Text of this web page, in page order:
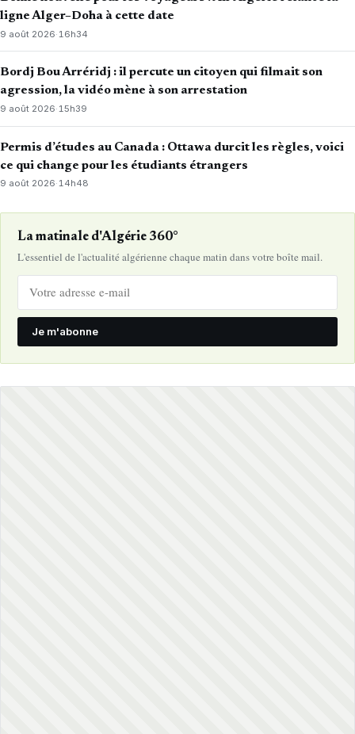
ligne Alger–Doha à cette date
9 août 2026· 16h34
Bordj Bou Arréridj : il percute un citoyen qui filmait son
agression, la vidéo mène à son arrestation
9 août 2026·15h39
Permis d’études au Canada : Ottawa durcit les règles, voici
ce qui change pour les étudiants étrangers
9 août 2026·14h48
La matinale d'Algérie 360°
L'essentiel de l'actualité algérienne chaque matin dans votre boîte mail.
Je m'abonne